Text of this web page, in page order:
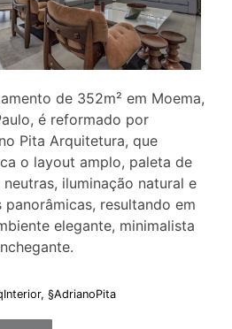
de 352m² em Moema,
é reformado por
Pita Arquitetura, que
o layout amplo, paleta de
neutras, iluminação natural e
panorâmicas, resultando em
elegante, minimalista
, §AdrianoPita